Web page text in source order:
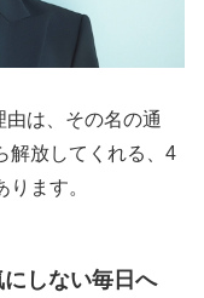
は、その名の通
解放してくれる、4
ます。
しない毎日へ